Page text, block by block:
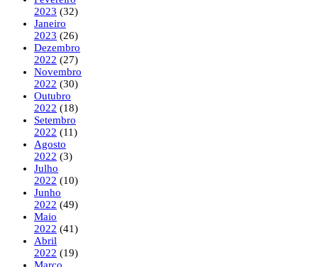
2023 (32)
Janeiro
2023 (26)
Dezembro
2022 (27)
Novembro
2022 (30)
Outubro
2022 (18)
Setembro
2022 (11)
Agosto
2022 (3)
Julho
2022 (10)
Junho
2022 (49)
Maio
2022 (41)
Abril
2022 (19)
Março